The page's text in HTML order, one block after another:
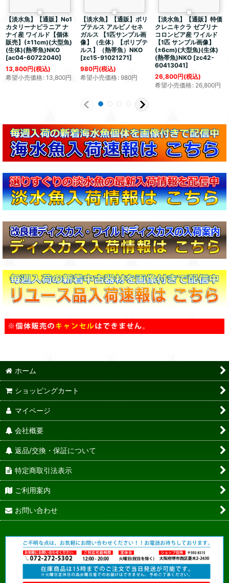
【淡水魚】【通販】No1
カタリーナピラニア ナ
ナイ産 ワイルド【個体
販売】(±11cm)(大型魚)
(生体)(熱帯魚)NKO
[ac04-60722040]
13,800円(税込)
希望小売価格: 13,800円
【淡水魚】【通販】ポリ
プテルス アルビノセネ
ガルス 【1匹サンプル画
像】（生体）【ポリプテ
ルス】（熱帯魚）NKO
[zc15-91021271]
980円(税込)
希望小売価格: 980円
【淡水魚】【通販】特価
クレニキクラ ゼブリナ
コロンビア産 ワイルド
【1匹 サンプル画像】
(±6cm)(大型魚)(生体)
(熱帯魚)NKO [zc42-
60413041]
26,800円(税込)
希望小売価格: 26,800円
ホーム
ショッピングカート
マイページ
会社概要
返品/交換・保証について
特定商取引法表示
ご利用案内
お問い合わせ